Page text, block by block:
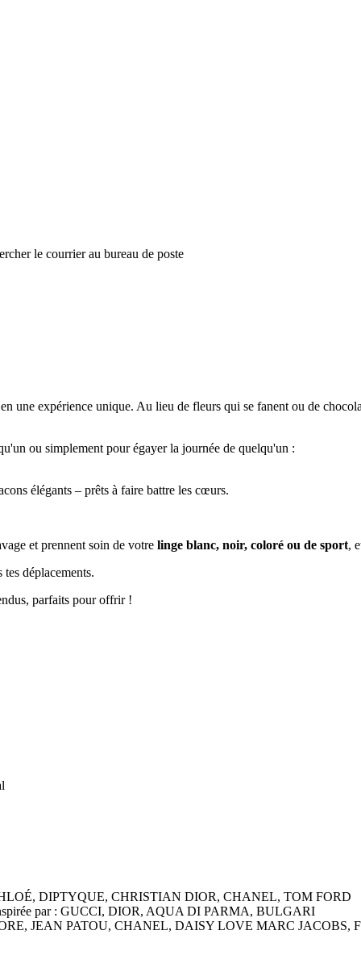
le courrier au bureau de poste
une expérience unique. Au lieu de fleurs qui se fanent ou de
ou simplement pour égayer la journée de quelqu'un :
élégants – prêts à faire battre les cœurs.
et prennent soin de votre linge blanc, noir, coloré ou de sport,
déplacements.
parfaits pour offrir !
DIPTYQUE, CHRISTIAN DIOR, CHANEL, TOM FORD
par : GUCCI, DIOR, AQUA DI PARMA, BULGARI
JEAN PATOU, CHANEL, DAISY LOVE MARC